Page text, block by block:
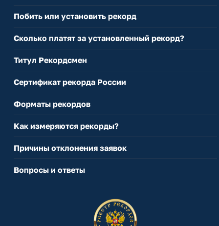
Побить или установить рекорд
Сколько платят за установленный рекорд?
Титул Рекордсмен
Сертификат рекорда России
Форматы рекордов
Как измеряются рекорды?
Причины отклонения заявок
Вопросы и ответы